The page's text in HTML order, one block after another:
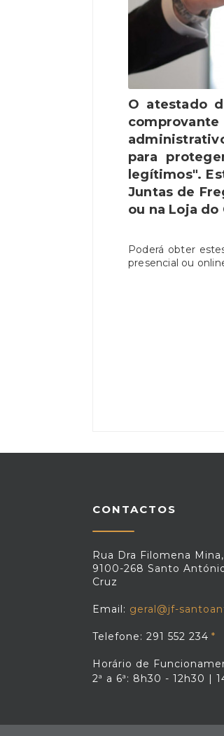
O atestado
para
legítimos".
Juntas de
ou na Loja do
Poderá obter
presencial ou
CONTACTOS
Rua Dra Filomena
9100-268 Santo
Cruz
Email: geral@jf-
Telefone: 291 552 234
Horário de
2ª a 6ª: 8h30 - 12h30 |